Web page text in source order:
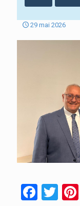
29 mai 2026